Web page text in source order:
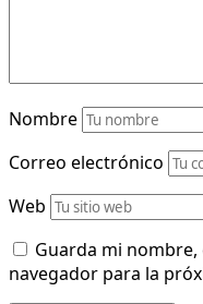
Nombre
Correo electrónico
Web
Guarda mi
navegador para la